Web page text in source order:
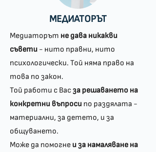
МЕДИАТОРЪТ
Медиаторът не дава никакви
съвети - нито правни, нито
психологически. Той няма право на
това по закон.
Той работи с Васза решаването на
конкретни въпроси по раздялата -
материални, за детето, и за
общуването.
Може да помогне и за намаляване на